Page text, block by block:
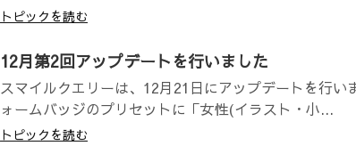
トピックを読む
12月第2回アップデートを行いました
スマイルクエリーは、12月21日にアップデートを行い
ォームバッジのプリセットに「女性(イラスト・小...
トピックを読む